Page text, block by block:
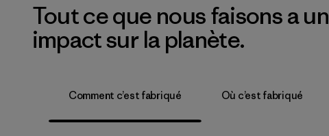
Tout ce que nous faisons a un
impact sur la planète.
Comment c’est fabriqué Où c’est fabriqué